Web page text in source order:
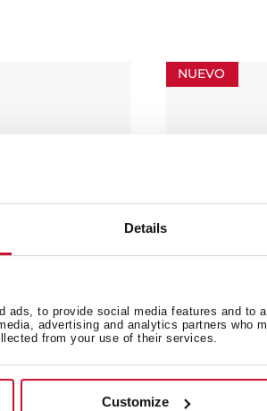
Details
ads, to provide social media features and to
advertising and analytics partners who
from your use of their services.
Customize
Full Flex de
de
y función Arroz...
NUEVO
Multislider de
cocción de